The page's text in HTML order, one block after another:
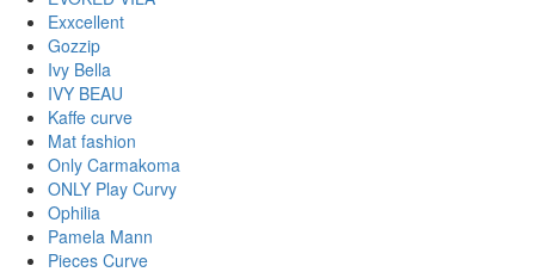
Exxcellent
Gozzip
Ivy Bella
IVY BEAU
Kaffe curve
Mat fashion
Only Carmakoma
ONLY Play Curvy
Ophilia
Pamela Mann
Pieces Curve